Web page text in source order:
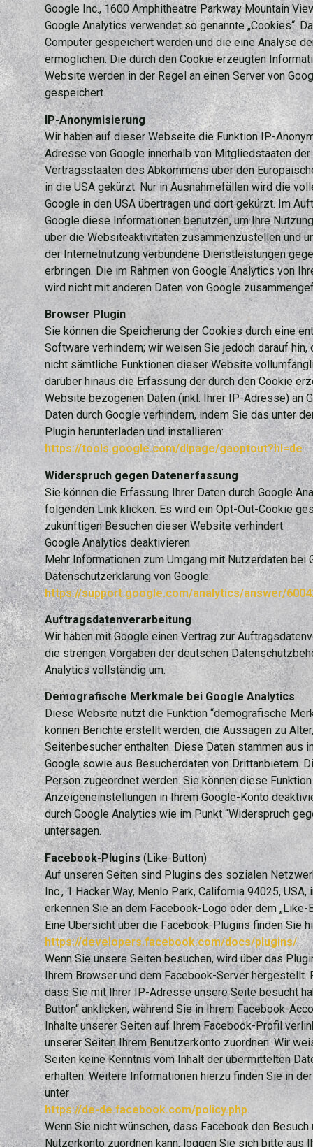
Google Inc., 1600 Amphitheatre Parkway Mountain
Google Analytics verwendet so genannte „Cookies“.
Computer gespeichert werden und die eine Analyse
ermöglichen. Die durch den Cookie erzeugten
Website werden in der Regel an einen Server von
gespeichert.
IP-Anonymisierung
Wir haben auf dieser Webseite die Funktion IP-
Adresse von Google innerhalb von Mitgliedstaaten
Vertragsstaaten des Abkommens über den
in die USA gekürzt. Nur in Ausnahmefällen wird die
Google in den USA übertragen und dort gekürzt. Im
Google diese Informationen benutzen, um Ihre
über die Websiteaktivitäten zusammenzustellen und
der Internetnutzung verbundene Dienstleistungen
erbringen. Die im Rahmen von Google Analytics von
wird nicht mit anderen Daten von Google
Browser Plugin
Sie können die Speicherung der Cookies durch eine
Software verhindern; wir weisen Sie jedoch darauf
nicht sämtliche Funktionen dieser Website
darüber hinaus die Erfassung der durch den Cookie
Website bezogenen Daten (inkl. Ihrer IP-Adresse) an
Daten durch Google verhindern, indem Sie das unter
Plugin herunterladen und installieren:
https://tools.google.com/dlpage/gaoptout?hl=de
Widerspruch gegen Datenerfassung
Sie können die Erfassung Ihrer Daten durch Google
folgenden Link klicken. Es wird ein Opt-Out-Cookie
zukünftigen Besuchen dieser Website verhindert:
Google Analytics deaktivieren
Mehr Informationen zum Umgang mit Nutzerdaten bei
Datenschutzerklärung von Google:
https://support.google.com/analytics/answer/
Auftragsdatenverarbeitung
Wir haben mit Google einen Vertrag zur
die strengen Vorgaben der deutschen
Analytics vollständig um.
Demografische Merkmale bei Google Analytics
Diese Website nutzt die Funktion “demografische
können Berichte erstellt werden, die Aussagen zu
Seitenbesucher enthalten. Diese Daten stammen aus
Google sowie aus Besucherdaten von Drittanbietern.
Person zugeordnet werden. Sie können diese
Anzeigeneinstellungen in Ihrem Google-Konto
durch Google Analytics wie im Punkt “Widerspruch
untersagen.
Facebook-Plugins(Like-Button)
Auf unseren Seiten sind Plugins des sozialen
Inc., 1 Hacker Way, Menlo Park, California 94025,
erkennen Sie an dem Facebook-Logo oder dem „Like-
Eine Übersicht über die Facebook-Plugins finden Sie
https://developers.facebook.com/docs/plugins/.
Wenn Sie unsere Seiten besuchen, wird über das
Ihrem Browser und dem Facebook-Server hergestellt.
dass Sie mit Ihrer IP-Adresse unsere Seite besucht
Button“ anklicken, während Sie in Ihrem Facebook-
Inhalte unserer Seiten auf Ihrem Facebook-Profil
unserer Seiten Ihrem Benutzerkonto zuordnen. Wir
Seiten keine Kenntnis vom Inhalt der übermittelten
erhalten. Weitere Informationen hierzu finden Sie in
unter
https://de-de.facebook.com/policy.php.
Wenn Sie nicht wünschen, dass Facebook den
Nutzerkonto zuordnen kann, loggen Sie sich bitte aus